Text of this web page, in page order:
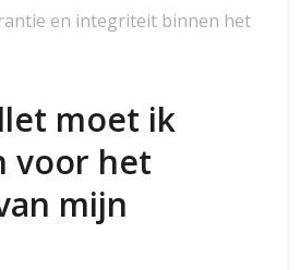
en integriteit binnen het
moet ik
voor het
mijn